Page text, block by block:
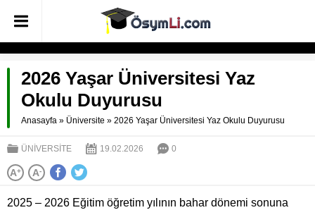
2026 Yaşar Üniversitesi Yaz
Okulu Duyurusu
Anasayfa » Üniversite » 2026 Yaşar Üniversitesi Yaz Okulu Duyurusu
ÜNIVERSITE 19.02.2026 0
A+ A-
2025 – 2026 Eğitim öğretim yılının bahar dönemi sonuna